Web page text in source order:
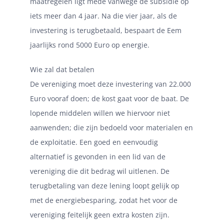
iets meer dan 4 jaar. Na die vier jaar, als de
investering is terugbetaald, bespaart de Eem
jaarlijks rond 5000 Euro op energie.
Wie zal dat betalen
De vereniging moet deze investering van 22.000
Euro vooraf doen; de kost gaat voor de baat. De
lopende middelen willen we hiervoor niet
aanwenden; die zijn bedoeld voor materialen en
de exploitatie. Een goed en eenvoudig
alternatief is gevonden in een lid van de
vereniging die dit bedrag wil uitlenen. De
terugbetaling van deze lening loopt gelijk op
met de energiebesparing, zodat het voor de
vereniging feitelijk geen extra kosten zijn.